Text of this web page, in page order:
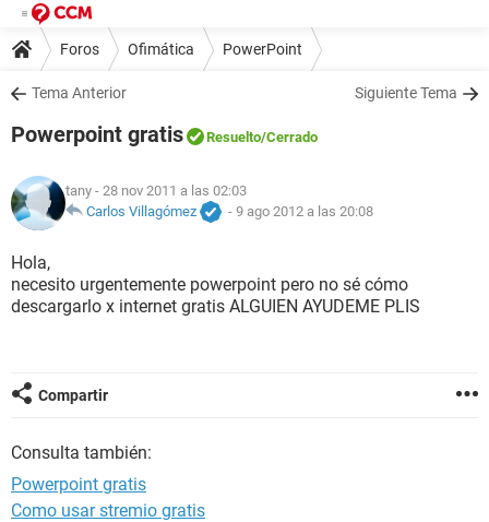
Foros Ofimática PowerPoint
Tema Anterior Siguiente Tema
Powerpoint gratis Resuelto/Cerrado
tany - 28 nov 2011 a las 02:03
Carlos Villagómez
- 9 ago 2012 a las 20:08
Hola,
necesito urgentemente powerpoint pero no sé cómo
descargarlo x internet gratis ALGUIEN AYUDEME PLIS
Compartir
Consulta también:
Powerpoint gratis
Como usar stremio gratis